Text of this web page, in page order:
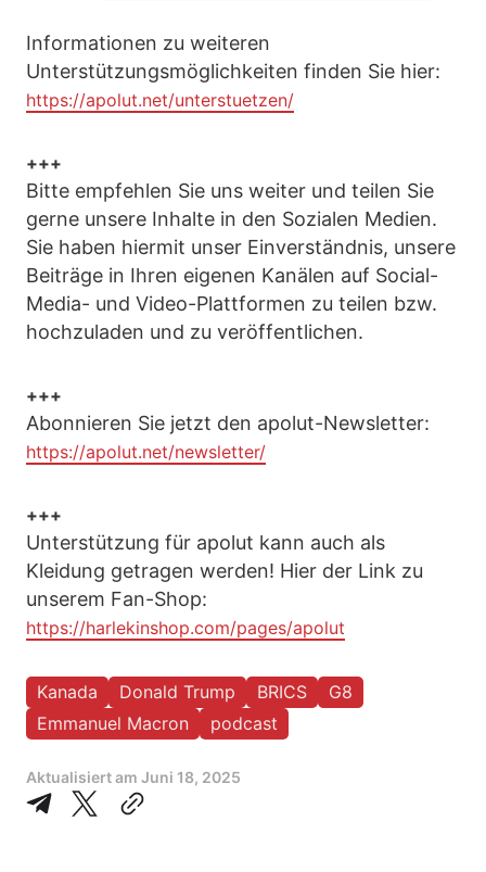
Informationen zu weiteren
Unterstützungsmöglichkeiten finden Sie hier:
https://apolut.net/unterstuetzen/
+++
Bitte empfehlen Sie uns weiter und teilen Sie
gerne unsere Inhalte in den Sozialen Medien.
Sie haben hiermit unser Einverständnis, unsere
Beiträge in Ihren eigenen Kanälen auf Social-
Media- und Video-Plattformen zu teilen bzw.
hochzuladen und zu veröffentlichen.
+++
Abonnieren Sie jetzt den apolut-Newsletter:
https://apolut.net/newsletter/
+++
Unterstützung für apolut kann auch als
Kleidung getragen werden! Hier der Link zu
unserem Fan-Shop:
https://harlekinshop.com/pages/apolut
Kanada Donald Trump BRICS
G8
Emmanuel Macron
podcast
Aktualisiert am Juni 18, 2025